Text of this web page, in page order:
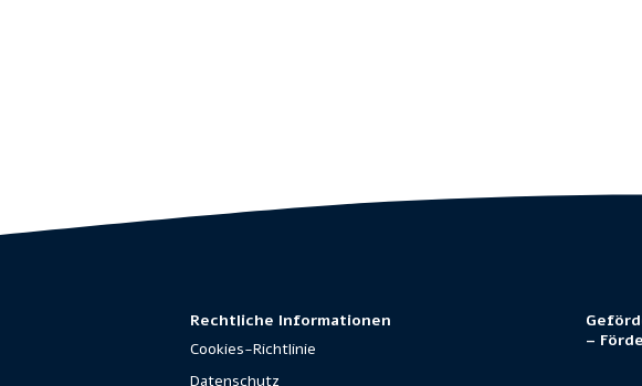
Rechtliche Informationen
Cookies-Richtlinie
Datenschutz
–